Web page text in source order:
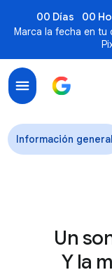
00 Días 00
Marca la fecha en tu
El altavoz Google
Información general
Un
Y la
Altavoz Google